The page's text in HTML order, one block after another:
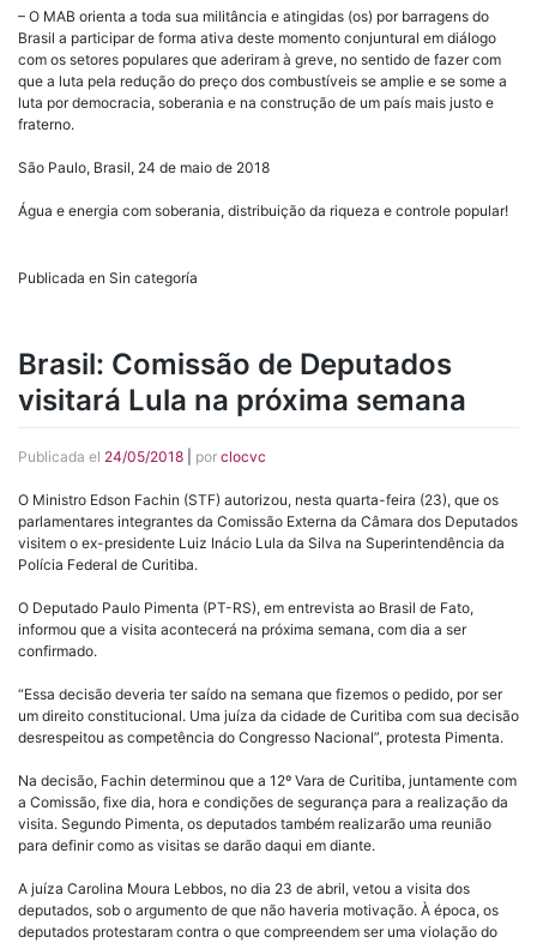
– O MAB orienta a toda sua militância e atingidas (os) por barragens do
Brasil a participar de forma ativa deste momento conjuntural em diálogo
com os setores populares que aderiram à greve, no sentido de fazer com
que a luta pela redução do preço dos combustíveis se amplie e se some a
luta por democracia, soberania e na construção de um país mais justo e
fraterno.
São Paulo, Brasil, 24 de maio de 2018
Água e energia com soberania, distribuição da riqueza e controle popular!
Publicada en Sin categoría
Brasil: Comissão de Deputados
visitará Lula na próxima semana
Publicada el 24/05/2018 por clocvc
O Ministro Edson Fachin (STF) autorizou, nesta quarta-feira (23), que os
parlamentares integrantes da Comissão Externa da Câmara dos Deputados
visitem o ex-presidente Luiz Inácio Lula da Silva na Superintendência da
Polícia Federal de Curitiba.
O Deputado Paulo Pimenta (PT-RS), em entrevista ao Brasil de Fato,
informou que a visita acontecerá na próxima semana, com dia a ser
confirmado.
“Essa decisão deveria ter saído na semana que fizemos o pedido, por ser
um direito constitucional. Uma juíza da cidade de Curitiba com sua decisão
desrespeitou as competência do Congresso Nacional”, protesta Pimenta.
Na decisão, Fachin determinou que a 12º Vara de Curitiba, juntamente com
a Comissão, fixe dia, hora e condições de segurança para a realização da
visita. Segundo Pimenta, os deputados também realizarão uma reunião
para definir como as visitas se darão daqui em diante.
A juíza Carolina Moura Lebbos, no dia 23 de abril, vetou a visita dos
deputados, sob o argumento de que não haveria motivação. À época, os
deputados protestaram contra o que compreendem ser uma violação do